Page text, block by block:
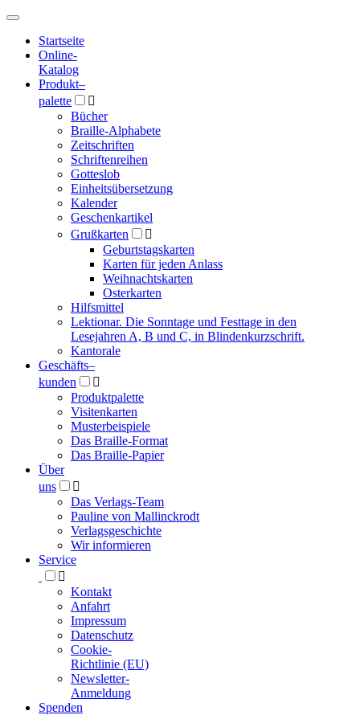
Hauptmenü
Hauptmenü
Startseite
Online-
Katalog
Produkt–
palette

Bücher
Braille-Alphabete
Zeitschriften
Schriftenreihen
Gotteslob
Einheitsübersetzung
Kalender
Geschenkartikel
Grußkarten

Geburtstagskarten
Karten für jeden Anlass
Weihnachtskarten
Osterkarten
Hilfsmittel
Lektionar. Die Sonntage und Festtage in den
Lesejahren A, B und C, in Blindenkurzschrift.
Kantorale
Geschäfts­–
kunden

Produktpalette
Visitenkarten
Musterbeispiele
Das Braille-Format
Das Braille-Papier
Über
uns

Das Verlags-Team
Pauline von Mallinckrodt
Verlagsgeschichte
Wir informieren
Service

Kontakt
Anfahrt
Impressum
Datenschutz
Cookie-
Richtlinie (EU)
Newsletter-
Anmeldung
Spenden